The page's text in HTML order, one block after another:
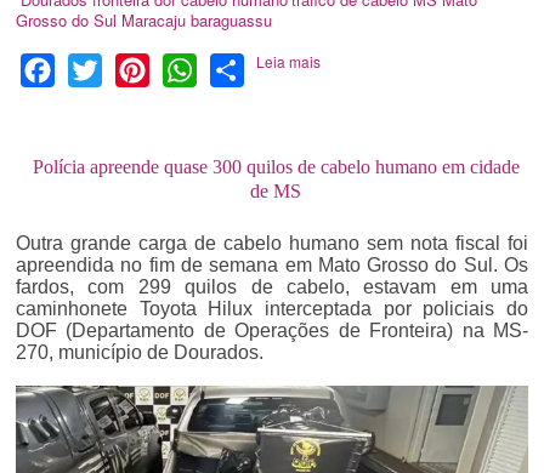
Grosso do Sul Maracaju baraguassu
Facebook
Twitter PinterestWhatsApp
Share
Leia mais
Polícia apreende quase 300 quilos de cabelo humano em cidade
de MS
Outra grande carga de cabelo humano sem nota fiscal foi
apreendida no fim de semana em Mato Grosso do Sul. Os
fardos, com 299 quilos de cabelo, estavam em uma
caminhonete Toyota Hilux interceptada por policiais do
DOF (Departamento de Operações de Fronteira) na MS-
270, município de Dourados.